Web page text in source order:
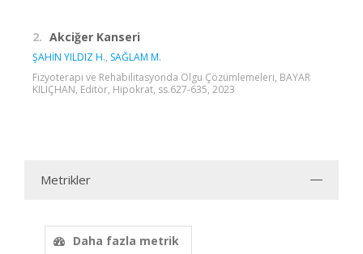
2. Akciğer Kanseri
ŞAHİN YILDIZ H., SAĞLAM M.
Fizyoterapi ve Rehabilitasyonda Olgu Çözümlemeleri, BAYAR
KILIÇHAN, Editör, Hipokrat, ss.627-635, 2023
Metrikler
Daha fazla metrik